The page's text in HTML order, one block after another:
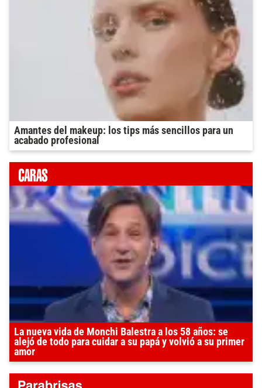
Amantes del makeup: los tips más sencillos para un
acabado profesional
La nueva vida de Monchi Balestra a los 58 años: se
alejó de todo para cuidar a su papá y volvió a su primer
amor